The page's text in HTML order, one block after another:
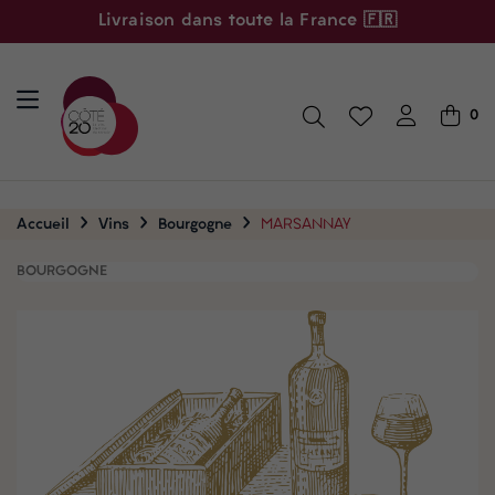
Livraison dans toute la France 🇫🇷
0
Accueil Vins Bourgogne MARSANNAY
BOURGOGNE